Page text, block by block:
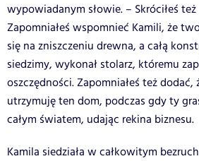
wypowiadanym słowie. – Skróciłeś
Zapomniałeś wspomnieć Kamili, że
się na zniszczeniu drewna, a całą
siedzimy, wykonał stolarz, któremu
oszczędności. Zapomniałeś też
utrzymuję ten dom, podczas gdy ty
całym światem, udając rekina biznesu.
Kamila siedziała w całkowitym